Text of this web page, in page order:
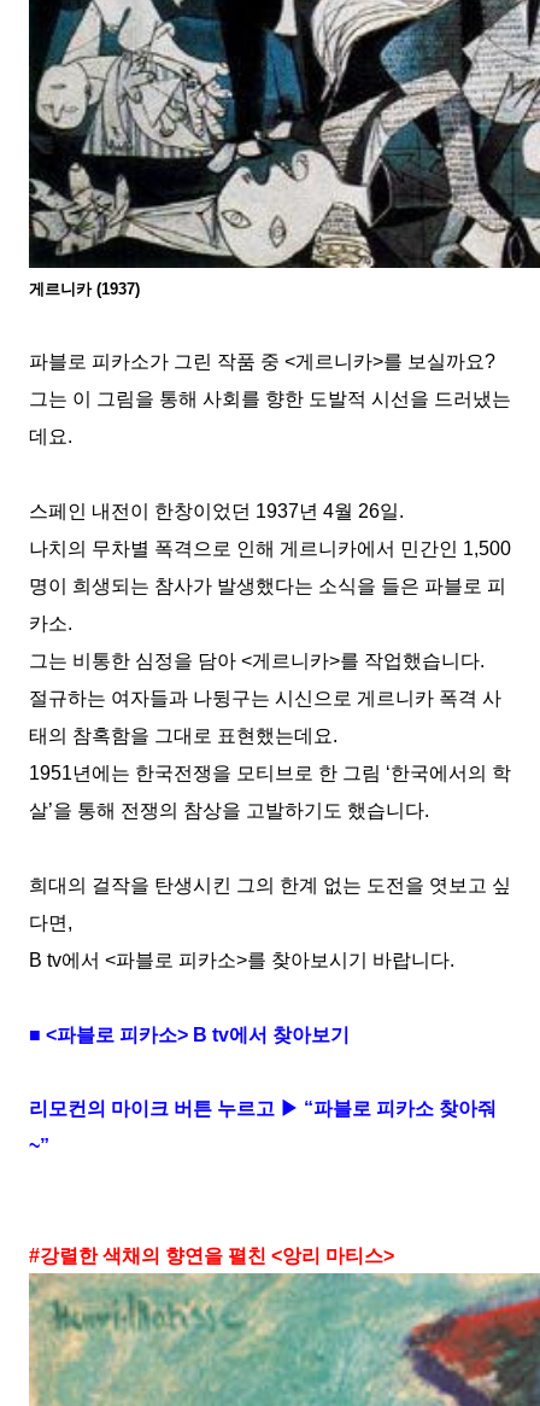
게르니카(1937)
파블로 피카소가 그린 작품 중 <게르니카>를 보실까요?
그는 이 그림을 통해 사회를 향한 도발적 시선을 드러냈는
데요.
스페인 내전이 한창이었던 1937년 4월 26일.
나치의 무차별 폭격으로 인해 게르니카에서 민간인 1,500
명이 희생되는 참사가 발생했다는 소식을 들은 파블로 피
카소.
그는 비통한 심정을 담아 <게르니카>를 작업했습니다.
절규하는 여자들과 나뒹구는 시신으로 게르니카 폭격 사
태의 참혹함을 그대로 표현했는데요.
1951년에는 한국전쟁을 모티브로 한 그림 ‘한국에서의 학
살’을 통해 전쟁의 참상을 고발하기도 했습니다.
희대의 걸작을 탄생시킨 그의 한계 없는 도전을 엿보고 싶
다면 ,
B tv에서 <파블로 피카소>를 찾아보시기 바랍니다.
■ <파블로 피카소> B tv에서 찾아보기
리모컨의 마이크 버튼 누르고 ▶ “파블로 피카소 찾아줘
~”
#강렬한 색채의 향연을 펼친 <앙리 마티스>